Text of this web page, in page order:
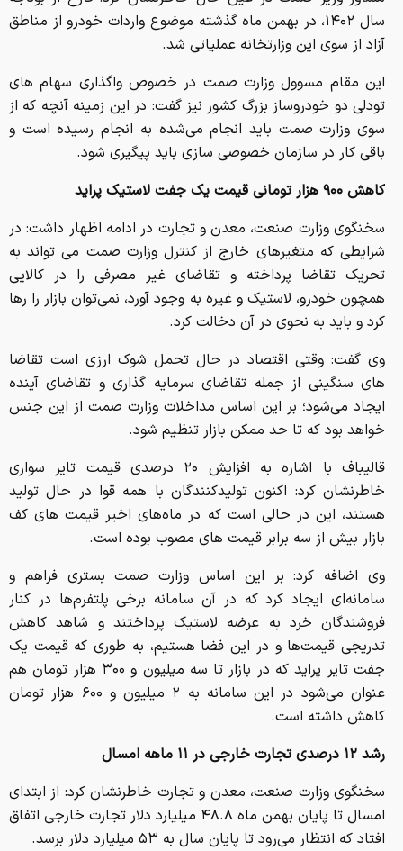
سال ۱۴۰۲، در بهمن ماه گذشته موضوع واردات خودرو از مناطق
آزاد از سوی این وزارتخانه عملیاتی شد.
این مقام مسوول وزارت صمت در خصوص واگذاری سهام های
تودلی دو خودروساز بزرگ کشور نیز گفت: در این زمینه آنچه که از
سوی وزارت صمت باید انجام می‌شده به انجام رسیده است و
باقی کار در سازمان خصوصی سازی باید پیگیری شود.
کاهش ۹۰۰ هزار تومانی قیمت یک جفت لاستیک پراید
سخنگوی وزارت صنعت، معدن و تجارت در ادامه اظهار داشت: در
شرایطی که متغیرهای خارج از کنترل وزارت صمت می تواند به
تحریک تقاضا پرداخته و تقاضای غیر مصرفی را در کالایی
همچون خودرو، لاستیک و غیره به وجود آورد، نمی‌توان بازار را رها
کرد و باید به نحوی در آن دخالت کرد.
وی گفت: وقتی اقتصاد در حال تحمل شوک ارزی است تقاضا
های سنگینی از جمله تقاضای سرمایه گذاری و تقاضای آینده
ایجاد می‌شود؛ بر این اساس مداخلات وزارت صمت از این جنس
خواهد بود که تا حد ممکن بازار تنظیم شود.
قالیباف با اشاره به افزایش ۲۰ درصدی قیمت تایر سواری
خاطرنشان کرد: اکنون تولیدکنندگان با همه قوا در حال تولید
هستند، این در حالی است که در ماه‌های اخیر قیمت های کف
بازار بیش از سه برابر قیمت های مصوب بوده است.
وی اضافه کرد: بر این اساس وزارت صمت بستری فراهم و
سامانه‌ای ایجاد کرد که در آن سامانه برخی پلتفرم‌ها در کنار
فروشندگان خرد به عرضه لاستیک پرداختند و شاهد کاهش
تدریجی قیمت‌ها و در این فضا هستیم، به طوری که قیمت یک
جفت تایر پراید که در بازار تا سه میلیون و ۳۰۰ هزار تومان هم
عنوان می‌شود در این سامانه به ۲ میلیون و ۶۰۰ هزار تومان
کاهش داشته است.
رشد ۱۲ درصدی تجارت خارجی در ۱۱ ماهه امسال
سخنگوی وزارت صنعت، معدن و تجارت خاطرنشان کرد: از ابتدای
امسال تا پایان بهمن ماه ۴۸.۸ میلیارد دلار تجارت خارجی اتفاق
افتاد که انتظار می‌رود تا پایان سال به ۵۳ میلیارد دلار برسد.